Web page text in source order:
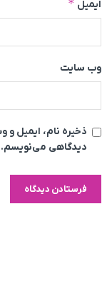
ایمیل *
وب‌ سایت
ذخیره نام، ایمیل و
دیدگاهی می‌نویسم.